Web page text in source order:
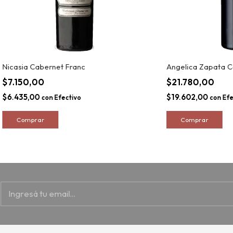
Nicasia Cabernet Franc
$7.150,00
$6.435,00 conEfectivo
Angelica Zapata
$21.780,00
$19.602,00 con